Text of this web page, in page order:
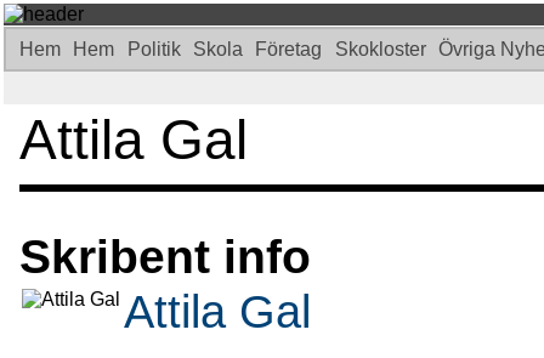
Hem Hem Politik Skola Företag Skokloster Övriga
Attila Gal
Skribent info
Attila Gal